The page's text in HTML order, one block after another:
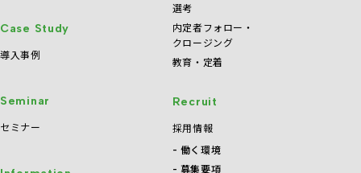
選考
内定者フォロー・
クロージング
教育・定着
Case Study
導入事例
Seminar
セミナー
Recruit
採用情報
働く環境
募集要項